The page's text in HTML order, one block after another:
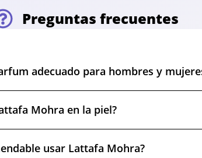
Preguntas frecuentes
adecuado para hombres y
Mohra en la piel?
usar Lattafa Mohra?